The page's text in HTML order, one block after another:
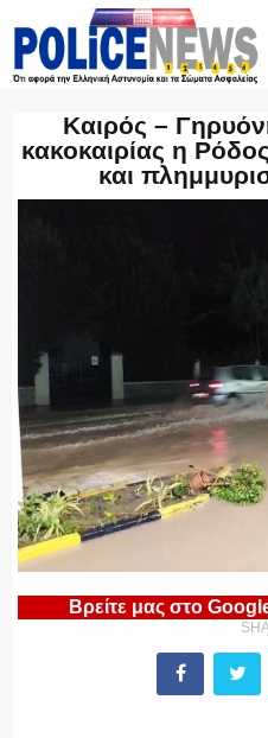
ΟΠΚΕ
ΟΜΑΔΑ “Ζ”
ΥΑΤ/ΥΜΕΤ
ΕΛΛΗΝΙΚΗ ΑΣΤΥΝΟΜΙΑ
Καιρός –
κακοκαιρίας η
και
Βρείτε μας στο